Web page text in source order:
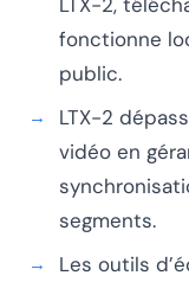
fonctionne
public.
LTX-2
vidéo en
segments.
Les outils